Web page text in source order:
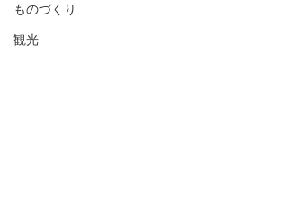
ものづくり
観光